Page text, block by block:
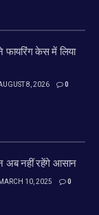
केस में लिया
8, 2026 0
अब नहीं रहेंगे आसान
MARCH 10, 2025 0